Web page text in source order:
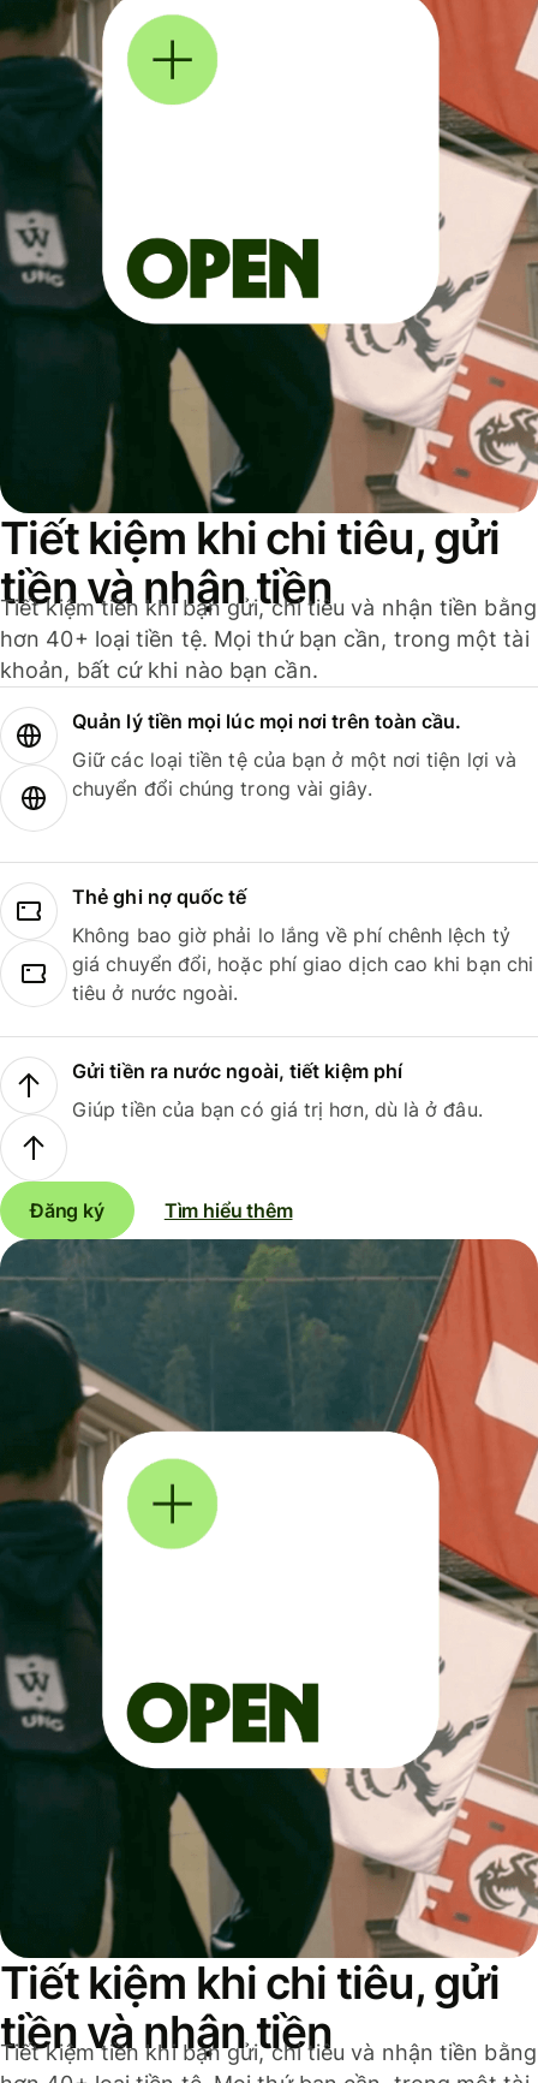
Tiết kiệm khi chi tiêu, gửi
tiền và nhận tiền
Tiết kiệm tiền khi bạn gửi, chi tiêu và nhận tiền bằng
hơn 40+ loại tiền tệ. Mọi thứ bạn cần, trong một tài
khoản, bất cứ khi nào bạn cần.
Quản lý tiền mọi lúc mọi nơi trên toàn cầu.
Giữ các loại tiền tệ của bạn ở một nơi tiện lợi và
chuyển đổi chúng trong vài giây.
Thẻ ghi nợ quốc tế
Không bao giờ phải lo lắng về phí chênh lệch tỷ
giá chuyển đổi, hoặc phí giao dịch cao khi bạn chi
tiêu ở nước ngoài.
Gửi tiền ra nước ngoài, tiết kiệm phí
Giúp tiền của bạn có giá trị hơn, dù là ở đâu.
Đăng ký Tìm hiểu thêm
Tiết kiệm khi chi tiêu, gửi
tiền và nhận tiền
Tiết kiệm tiền khi bạn gửi, chi tiêu và nhận tiền bằng